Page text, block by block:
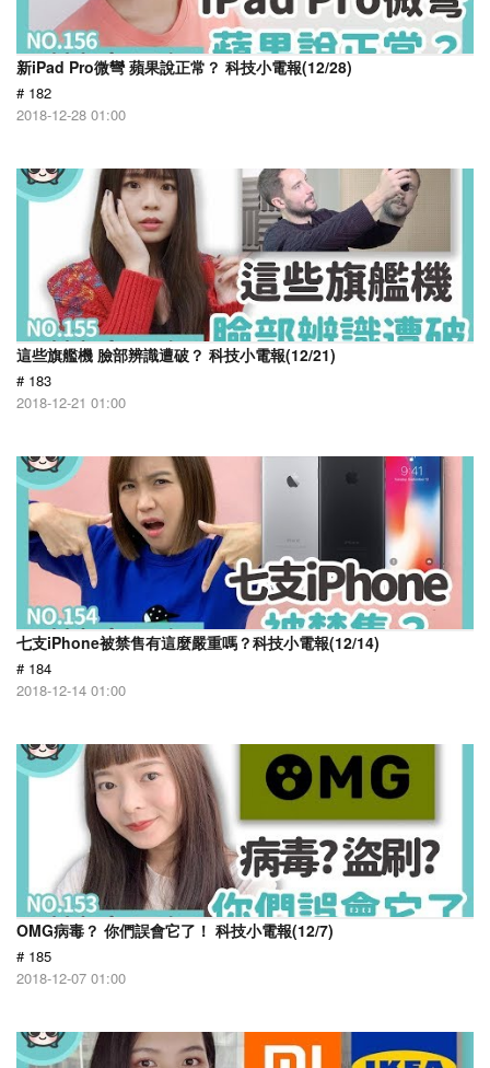
新iPad Pro微彎 蘋果說正常？ 科技小電報(12/28)
# 182
2018-12-28 01:00
這些旗艦機 臉部辨識遭破？ 科技小電報(12/21)
# 183
2018-12-21 01:00
七支iPhone被禁售有這麼嚴重嗎？科技小電報(12/14)
# 184
2018-12-14 01:00
OMG病毒？ 你們誤會它了！ 科技小電報(12/7)
# 185
2018-12-07 01:00